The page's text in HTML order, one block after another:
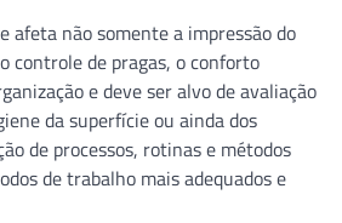
afeta não somente a impressão do
controle de pragas, o conforto
e deve ser alvo de avaliação
da superfície ou ainda dos
de processos, rotinas e métodos
de trabalho mais adequados e